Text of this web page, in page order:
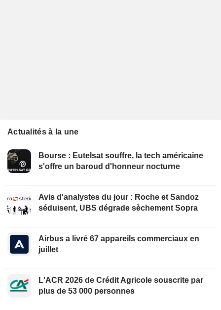
Actualités à la une
Bourse : Eutelsat souffre, la tech américaine
s'offre un baroud d'honneur nocturne
Avis d'analystes du jour : Roche et Sandoz
séduisent, UBS dégrade sèchement Sopra
Airbus a livré 67 appareils commerciaux en
juillet
L'ACR 2026 de Crédit Agricole souscrite par
plus de 53 000 personnes